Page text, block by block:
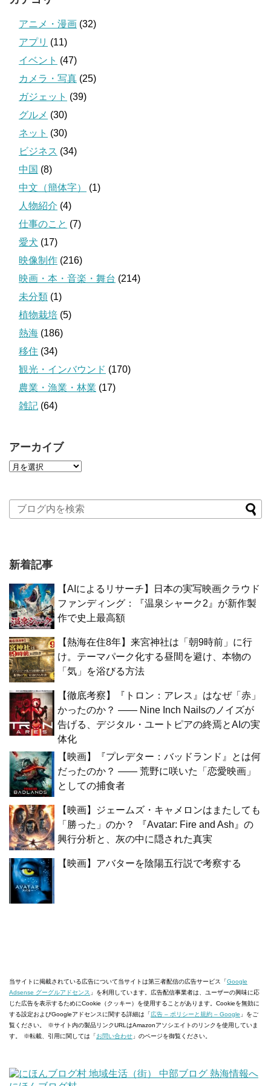
アニメ・漫画 (32)
アプリ (11)
イベント (47)
カメラ・写真 (25)
ガジェット (39)
グルメ (30)
ネット (30)
ビジネス (34)
中国 (8)
中文（簡体字）
(1)
人物紹介 (4)
仕事のこと (7)
愛犬 (17)
映像制作 (216)
映画・本・音楽・舞台 (214)
未分類 (1)
植物栽培 (5)
熱海 (186)
移住 (34)
観光・インバウンド (170)
農業・漁業・林業 (17)
雑記 (64)
アーカイブ
新着記事
【AIによるリサーチ】日本の実写映画クラウド
ファンディング：『温泉シャーク2』が新作製
作で史上最高額
【熱海在住8年】来宮神社は「朝9時前」に行
け。テーマパーク化する昼間を避け、本物の
「気」を浴びる方法
【徹底考察】『トロン：アレス』はなぜ「赤」
かったのか？ —— Nine Inch Nailsのノイズが
告げる、デジタル・ユートピアの終焉とAIの実
体化
【映画】『プレデター：バッドランド』とは何
だったのか？ —— 荒野に咲いた「恋愛映画」
としての捕食者
【映画】ジェームズ・キャメロンはまたしても
「勝った」のか？ 『Avatar: Fire and Ash』の
興行分析と、灰の中に隠された真実
【映画】アバターを陰陽五行説で考察する
当サイトに掲載されている広告について当サイトは第三者配信の広告サービス「Google
Adsense グーグルアドセンス 」を利用しています。広告配信事業者は、ユーザーの興味に応
じた広告を表示するためにCookie（クッキー）を使用することがあります。Cookieを無効に
する設定およびGoogleアドセンスに関する詳細は「広告 – ポリシーと規約 – Google 」をご
覧ください。
※サイト内の製品リンクURLはAmazonアソシエイトのリンクを使用していま
す。
※転載、引用に関しては「お問い合わせ 」のページを御覧ください。